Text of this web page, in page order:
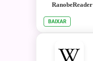
RanobeReader
BAIXAR